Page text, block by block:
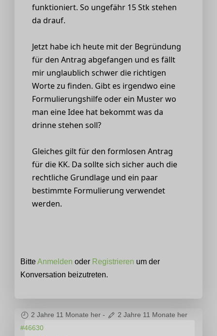
funktioniert. So ungefähr 15 Stk stehen
da drauf.
Jetzt habe ich heute mit der Begründung
für den Antrag abgefangen und es fällt
mir unglaublich schwer die richtigen
Worte zu finden. Gibt es irgendwo eine
Formulierungshilfe oder ein Muster wo
man eine Idee hat bekommt was da
drinne stehen soll?
Gleiches gilt für den formlosen Antrag
für die KK. Da sollte sich sicher auch die
rechtliche Grundlage und ein paar
bestimmte Formulierung verwendet
werden.
BitteAnmelden oder Registrieren um der
Konversation beizutreten.
2 Jahre 11 Monate her -
2 Jahre 11 Monate her
#46630